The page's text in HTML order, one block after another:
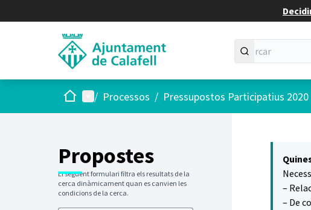
Inici Menú principal
/ Processos / Pressupostos Participatius 2020
Propostes
El següent formulari filtra els resultats de la
cerca dinàmicament quan es canvien les
condicions de la cerca.
–
– De